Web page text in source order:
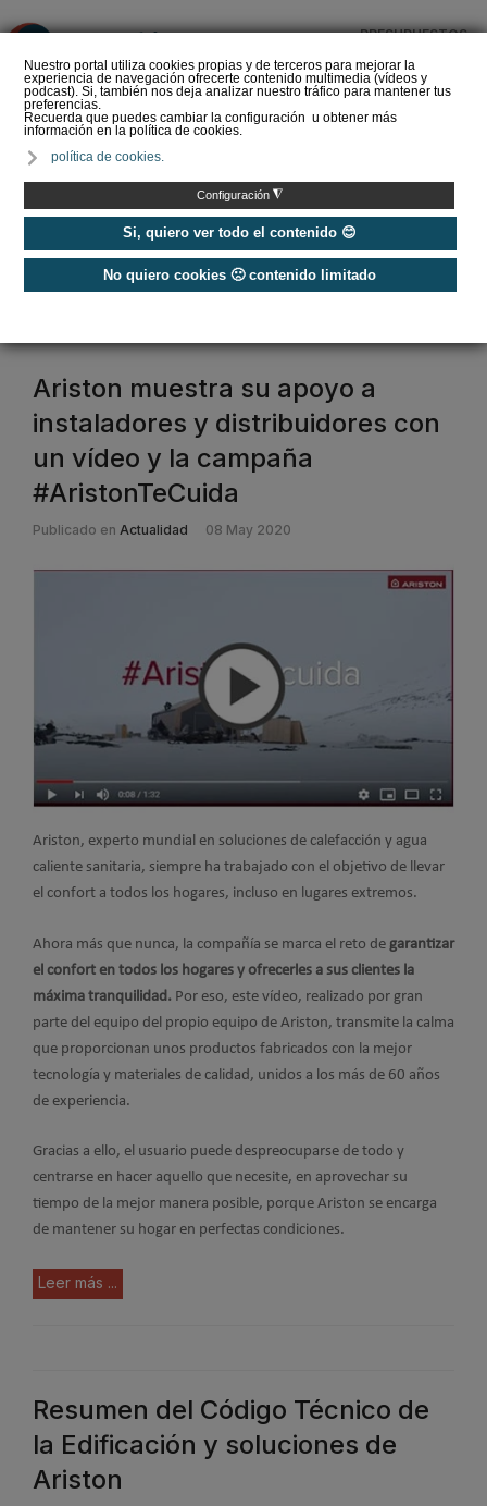
Nuestro portal utiliza cookies propias y de terceros para mejorar la
experiencia de navegación ofrecerte contenido multimedia (vídeos y
podcast). Si, también nos deja analizar nuestro tráfico para mantener tus
preferencias.
Recuerda que puedes cambiar la configuración u obtener más
información en la política de cookies.
política de cookies.
Configuración ◮
Si, quiero ver todo el contenido 😊
No quiero cookies 🙁 contenido limitado
PRESUPUESTOS
del Amperio (Episodio 3)
Etiquetas / ariston
Ariston muestra su apoyo a
instaladores y distribuidores con
un vídeo y la campaña
#AristonTeCuida
Publicado en Actualidad 08 May 2020
Ariston, experto mundial en soluciones de calefacción y agua
caliente sanitaria, siempre ha trabajado con el objetivo de llevar
el confort a todos los hogares, incluso en lugares extremos.
Ahora más que nunca, la compañía se marca el reto de garantizar
el confort en todos los hogares y ofrecerles a sus clientes la
máxima tranquilidad. Por eso, este vídeo, realizado por gran
parte del equipo del propio equipo de Ariston, transmite la calma
que proporcionan unos productos fabricados con la mejor
tecnología y materiales de calidad, unidos a los más de 60 años
de experiencia.
Gracias a ello, el usuario puede despreocuparse de todo y
centrarse en hacer aquello que necesite, en aprovechar su
tiempo de la mejor manera posible, porque Ariston se encarga
de mantener su hogar en perfectas condiciones.
Leer más ...
Resumen del Código Técnico de
la Edificación y soluciones de
Ariston